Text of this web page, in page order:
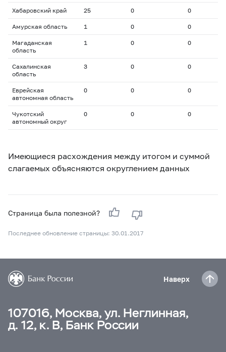
Хабаровский край 25 0 0
Амурская область 1 0 0
Магаданская
область
1 0 0
Сахалинская
область
3 0 0
Еврейская
автономная область
0 0 0
Чукотский
автономный округ
0 0 0
Имеющиеся расхождения между итогом и суммой
слагаемых объясняются округлением данных
Страница была полезной?
Последнее обновление страницы: 30.01.2017
Наверх
107016, Москва, ул. Неглинная,
д. 12, к. В, Банк России